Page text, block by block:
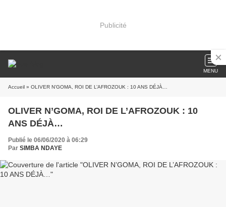
Publicité
MENU
Accueil » OLIVER N’GOMA, ROI DE L’AFROZOUK : 10 ANS DÉJÀ…
OLIVER N’GOMA, ROI DE L’AFROZOUK : 10
ANS DÉJÀ…
Publié le 06/06/2020 à 06:29
Par SIMBA NDAYE